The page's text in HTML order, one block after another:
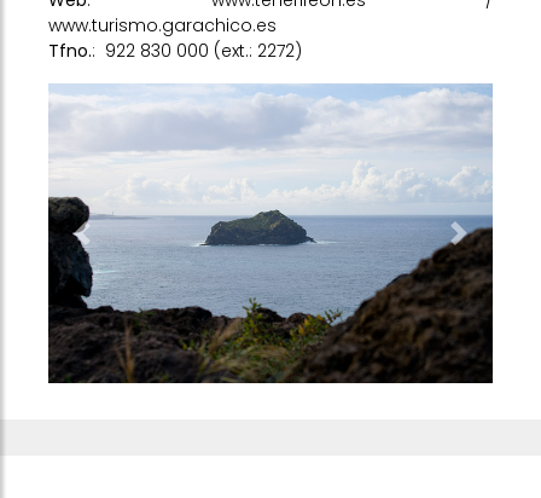
www.turismo.garachico.es
Tfno.: 922 830 000 (ext.: 2272)
Previous Next